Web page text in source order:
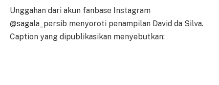
Unggahan dari akun fanbase Instagram
@sagala_persib menyoroti penampilan David da Silva.
Caption yang dipublikasikan menyebutkan: